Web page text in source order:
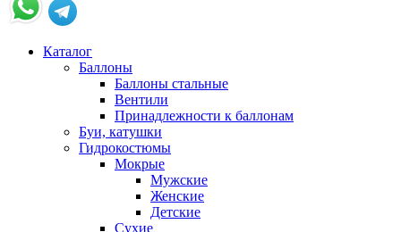
Каталог
Баллоны
Баллоны стальные
Вентили
Принадлежности к баллонам
Буи, катушки
Гидрокостюмы
Мокрые
Мужские
Женские
Детские
Сухие